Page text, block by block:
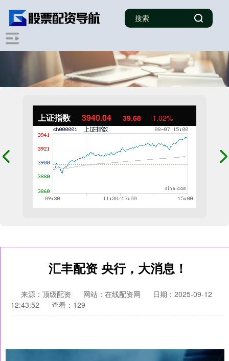
上证指数 3940.04 39.68 1.02%
汇丰配资 央行，大消息！
来源：顶级配资 网站：在线配资网
日期：2025-09-12
12:43:52
查看：129